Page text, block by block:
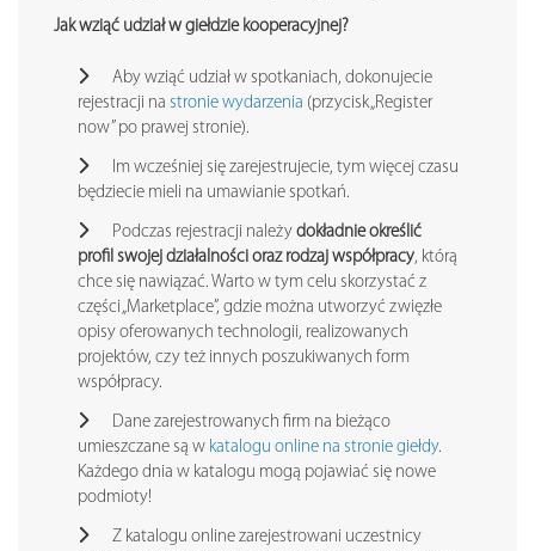
Jak wziąć udział w giełdzie kooperacyjnej?
Aby wziąć udział w spotkaniach, dokonujecie
rejestracji na stronie wydarzenia (przycisk „Register
now” po prawej stronie).
Im wcześniej się zarejestrujecie, tym więcej czasu
będziecie mieli na umawianie spotkań.
Podczas rejestracji należy dokładnie określić
profil swojej działalności oraz rodzaj współpracy, którą
chce się nawiązać. Warto w tym celu skorzystać z
części „Marketplace”, gdzie można utworzyć zwięzłe
opisy oferowanych technologii, realizowanych
projektów, czy też innych poszukiwanych form
współpracy.
Dane zarejestrowanych firm na bieżąco
umieszczane są w katalogu online na stronie giełdy.
Każdego dnia w katalogu mogą pojawiać się nowe
podmioty!
Z katalogu online zarejestrowani uczestnicy